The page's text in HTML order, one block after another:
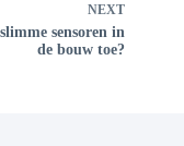
NEXT
sensoren in
de bouw toe?